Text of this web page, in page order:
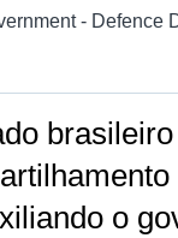
- Defence
o